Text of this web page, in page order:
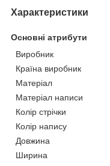
Характеристики
Основні атрибути
Виробник
Країна виробник
Матеріал
Матеріал написи
Колір стрічки
Колір напису
Довжина
Ширина